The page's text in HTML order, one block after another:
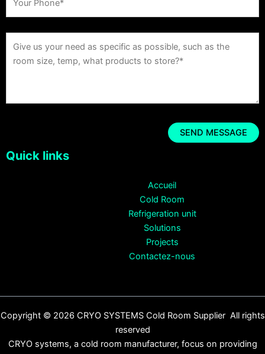
Quick links
Accueil
Cold Room
Refrigeration unit
Solutions
Projects
Contactez-nous
Copyright © 2026 CRYO SYSTEMS Cold Room Supplier All rights
reserved
CRYO systems, a cold room manufacturer, focus on providing